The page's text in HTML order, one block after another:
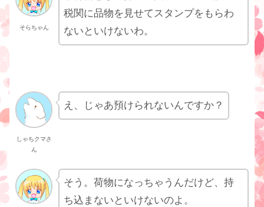
そらちゃん
税関に品物を見せてスタンプをもらわ
ないといけないわ。
しゃちクマさ
ん
え、じゃあ預けられないんですか？
そう。荷物になっちゃうんだけど、持
ち込まないといけないのよ。